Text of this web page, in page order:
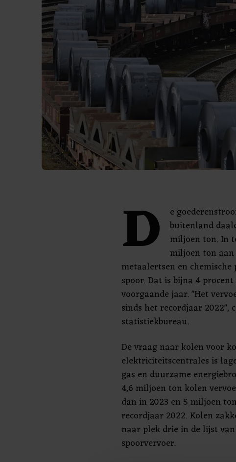
D
e
buitenland
miljoen ton. In
miljoen ton
metaalertsen en
spoor. Dat is bijna 4
voorgaande jaar. "Het
sinds het recordjaar 2022",
statistiekbureau.
De vraag naar kolen voor
elektriciteitscentrales is
gas en duurzame
4,6 miljoen ton kolen
dan in 2023 en 5 miljoen
recordjaar 2022. Kolen
naar plek drie in de lijst
spoorvervoer.